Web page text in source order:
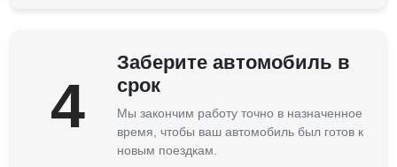
4
Заберите автомобиль в
срок
Мы закончим работу точно в назначенное
время, чтобы ваш автомобиль был готов к
новым поездкам.